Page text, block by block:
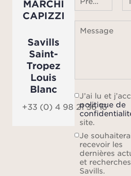
MARCHI
CAPIZZI
Savills
Saint-
Tropez
Louis
Blanc
+33 (0) 4 98 21 36 13
Message
J’ai lu et
politique de
site.
Je
recevoir les
dernières
et
Savills.